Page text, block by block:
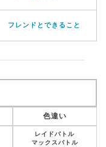
フレンドとできること
色違い
レイドバトル
マックスバトル